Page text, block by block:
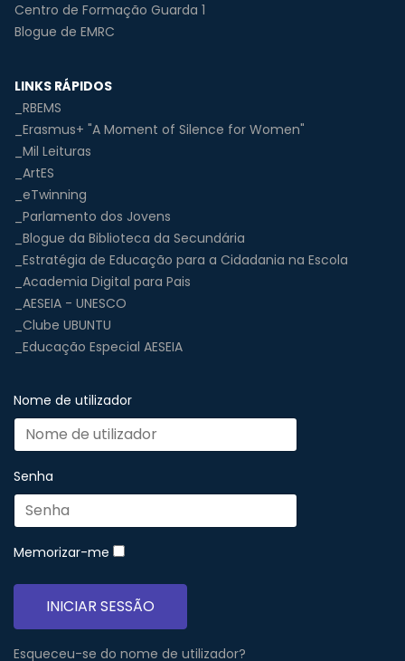
Centro de Formação Guarda 1
Blogue de EMRC
LINKS RÁPIDOS
_RBEMS
_Erasmus+ "A Moment of Silence for Women"
_Mil Leituras
_ArtES
_eTwinning
_Parlamento dos Jovens
_Blogue da Biblioteca da Secundária
_Estratégia de Educação para a Cidadania na Escola
_Academia Digital para Pais
_AESEIA - UNESCO
_Clube UBUNTU
_Educação Especial AESEIA
Nome de utilizador
Senha
Memorizar-me
INICIAR SESSÃO
Esqueceu-se do nome de utilizador?